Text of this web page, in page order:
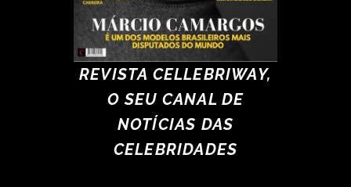
REVISTA CELLEBRIWAY,
O SEU CANAL DE
NOTÍCIAS DAS
CELEBRIDADES